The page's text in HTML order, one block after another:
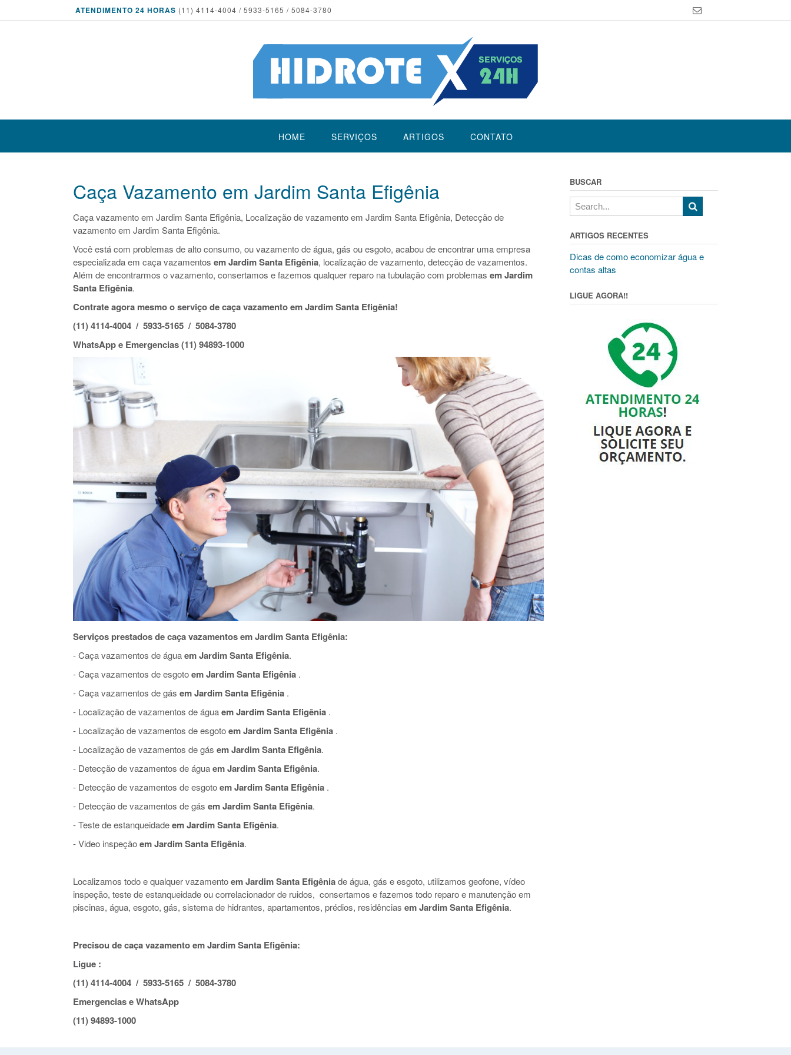
ATENDIMENTO 24 HORAS (11) 4114-4004 / 5933-5165 / 5084-3780
HOME SERVIÇOS ARTIGOS CONTATO
Caça Vazamento em Jardim Santa Efigênia
Caça vazamento em Jardim Santa Efigênia, Localização de vazamento em Jardim Santa Efigênia, Detecção de
vazamento em Jardim Santa Efigênia.
Você está com problemas de alto consumo, ou vazamento de água, gás ou esgoto, acabou de encontrar uma empresa
especializada em caça vazamentos em Jardim Santa Efigênia, localização de vazamento, detecção de vazamentos.
Além de encontrarmos o vazamento, consertamos e fazemos qualquer reparo na tubulação com problemas em Jardim
Santa Efigênia.
Contrate agora mesmo o serviço de caça vazamento em Jardim Santa Efigênia!
(11) 4114-4004 / 5933-5165 / 5084-3780
WhatsApp e Emergencias (11) 94893-1000
Serviços prestados de caça vazamentos em Jardim Santa Efigênia:
- Caça vazamentos de águaem Jardim Santa Efigênia.
- Caça vazamentos de esgotoem Jardim Santa Efigênia .
- Caça vazamentos de gás em Jardim Santa Efigênia .
- Localização de vazamentos de águaem Jardim Santa Efigênia .
- Localização de vazamentos de esgotoem Jardim Santa Efigênia .
- Localização de vazamentos de gás em Jardim Santa Efigênia.
- Detecção de vazamentos de águaem Jardim Santa Efigênia.
- Detecção de vazamentos de esgotoem Jardim Santa Efigênia .
- Detecção de vazamentos de gás em Jardim Santa Efigênia.
- Teste de estanqueidadeem Jardim Santa Efigênia.
- Video inspeçãoem Jardim Santa Efigênia.
Localizamos todo e qualquer vazamentoem Jardim Santa Efigêniade água, gás e esgoto, utilizamos geofone, vídeo
inspeção, teste de estanqueidade ou correlacionador de ruidos, consertamos e fazemos todo reparo e manutenção em
piscinas, água, esgoto, gás, sistema de hidrantes, apartamentos, prédios, residências em Jardim Santa Efigênia.
Precisou de caça vazamento em Jardim Santa Efigênia:
Ligue :
(11) 4114-4004 / 5933-5165 / 5084-3780
Emergencias e WhatsApp
(11) 94893-1000
BUSCAR
ARTIGOS RECENTES
Dicas de como economizar água e
contas altas
LIGUE AGORA!!